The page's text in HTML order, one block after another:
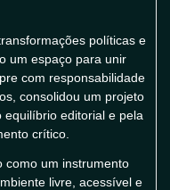
políticas e
um espaço para unir
com responsabilidade
consolidou um projeto
equilíbrio editorial e pela
crítico.
como um instrumento
livre, acessível e